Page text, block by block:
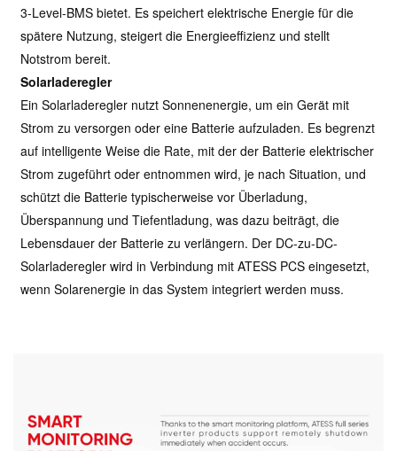
3-Level-BMS bietet. Es speichert elektrische Energie für die
spätere Nutzung, steigert die Energieeffizienz und stellt
Notstrom bereit.
Solarladeregler
Ein Solarladeregler nutzt Sonnenenergie, um ein Gerät mit
Strom zu versorgen oder eine Batterie aufzuladen. Es begrenzt
auf intelligente Weise die Rate, mit der der Batterie elektrischer
Strom zugeführt oder entnommen wird, je nach Situation, und
schützt die Batterie typischerweise vor Überladung,
Überspannung und Tiefentladung, was dazu beiträgt, die
Lebensdauer der Batterie zu verlängern. Der DC-zu-DC-
Solarladeregler wird in Verbindung mit ATESS PCS eingesetzt,
wenn Solarenergie in das System integriert werden muss.